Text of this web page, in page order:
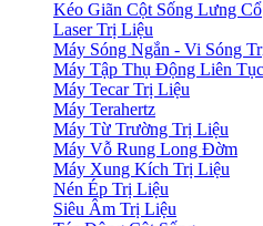
Kéo Giãn Cột Sống Lưng Cổ
Laser Trị Liệu
Máy Sóng Ngắn - Vi Sóng
Máy Tập Thụ Động Liên
Máy Tecar Trị Liệu
Máy Terahertz
Máy Từ Trường Trị Liệu
Máy Vỗ Rung Long Đờm
Máy Xung Kích Trị Liệu
Nén Ép Trị Liệu
Siêu Âm Trị Liệu